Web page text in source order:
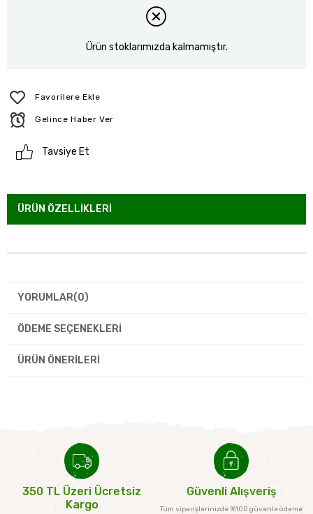
Ürün stoklarımızda kalmamıştır.
Favorilere Ekle
Gelince Haber Ver
Tavsiye Et
ÜRÜN ÖZELLIKLERI
YORUMLAR(0)
ÖDEME SEÇENEKLERI
ÜRÜN ÖNERILERI
350 TL Üzeri Ücretsiz
Kargo
Güvenli Alışveriş
Tüm siparişlerinizde %100 güvenle ödeme